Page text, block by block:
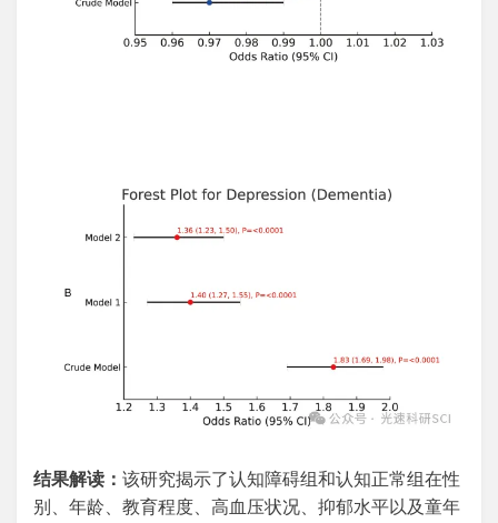
结果解读： 该研究揭示了认知障碍组和认知正常组在性
别、年龄、教育程度、高血压状况、抑郁水平以及童年